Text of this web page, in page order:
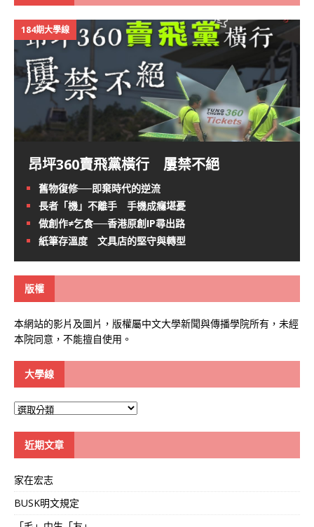
184期大學線
昂坪360賣飛黨橫行 屢禁不絕
舊物復修──即棄時代的逆流
長者「機」不離手 手機成癮堪憂
做創作≠乞食──香港原創IP尋出路
紙筆存溫度 文具店的堅守與轉型
版權
本網站的影片及圖片，版權屬中文大學新聞與傳播學院所有，未經
本院同意，不能擅自使用。
大學線
大
近期文章
家在宏志
BUSK明文規定